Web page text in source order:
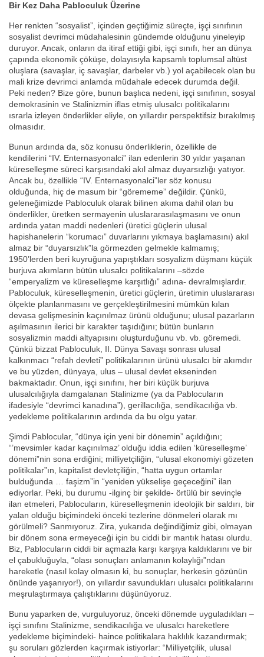
Bir Kez Daha Pabloculuk Üzerine
Her renkten “sosyalist”, içinden geçtiğimiz süreçte, işçi sınıfının
sosyalist devrimci müdahalesinin gündemde olduğunu yineleyip
duruyor. Ancak, onların da itiraf ettiği gibi, işçi sınıfı, her an dünya
çapında ekonomik çöküşe, dolayısıyla kapsamlı toplumsal altüst
oluşlara (savaşlar, iç savaşlar, darbeler vb.) yol açabilecek olan bu
mali krize devrimci anlamda müdahale edecek durumda değil.
Peki neden? Bize göre, bunun başlıca nedeni, işçi sınıfının, sosyal
demokrasinin ve Stalinizmin iflas etmiş ulusalcı politikalarını
ısrarla izleyen önderlikler eliyle, on yıllardır perspektifsiz bırakılmış
olmasıdır.
Bunun ardında da, söz konusu önderliklerin, özellikle de
kendilerini “IV. Enternasyonalci” ilan edenlerin 30 yıldır yaşanan
küreselleşme süreci karşısındaki akıl almaz duyarsızlığı yatıyor.
Ancak bu, özellikle “IV. Enternasyonalci”ler söz konusu
olduğunda, hiç de masum bir “görememe” değildir. Çünkü,
geleneğimizde Pabloculuk olarak bilinen akıma dahil olan bu
önderlikler, üretken sermayenin uluslararasılaşmasını ve onun
ardında yatan maddi nedenleri (üretici güçlerin ulusal
hapishanelerin “korumacı” duvarlarını yıkmaya başlamasını) akıl
almaz bir “duyarsızlık”la görmezden gelmekle kalmamış;
1950’lerden beri kuyruğuna yapıştıkları sosyalizm düşmanı küçük
burjuva akımların bütün ulusalcı politikalarını –sözde
“emperyalizm ve küreselleşme karşıtlığı” adına- devralmışlardır.
Pabloculuk, küreselleşmenin, üretici güçlerin, üretimin uluslararası
ölçekte planlanmasını ve gerçekleştirilmesini mümkün kılan
devasa gelişmesinin kaçınılmaz ürünü olduğunu; ulusal pazarların
aşılmasının ilerici bir karakter taşıdığını; bütün bunların
sosyalizmin maddi altyapısını oluşturduğunu vb. vb. göremedi.
Çünkü bizzat Pabloculuk, II. Dünya Savaşı sonrası ulusal
kalkınmacı “refah devleti” politikalarının ürünü ulusalcı bir akımdır
ve bu yüzden, dünyaya, ulus – ulusal devlet ekseninden
bakmaktadır. Onun, işçi sınıfını, her biri küçük burjuva
ulusalcılığıyla damgalanan Stalinizme (ya da Pablocuların
ifadesiyle “devrimci kanadına”), gerillacılığa, sendikacılığa vb.
yedekleme politikalarının ardında da bu olgu yatar.
Şimdi Pablocular, “dünya için yeni bir dönemin” açıldığını;
“’mevsimler kadar kaçınılmaz’ olduğu iddia edilen ‘küreselleşme’
dönemi”nin sona erdiğini; milliyetçiliğin, “ulusal ekonomiyi gözeten
politikalar”ın, kapitalist devletçiliğin, “hatta uygun ortamlar
bulduğunda … faşizm”in “yeniden yükselişe geçeceğini” ilan
ediyorlar. Peki, bu durumu -ilginç bir şekilde- örtülü bir sevinçle
ilan etmeleri, Pablocuların, küreselleşmenin ideolojik bir saldırı, bir
yalan olduğu biçimindeki önceki tezlerine dönmeleri olarak mı
görülmeli? Sanmıyoruz. Zira, yukarıda değindiğimiz gibi, olmayan
bir dönem sona ermeyeceği için bu ciddi bir mantık hatası olurdu.
Biz, Pablocuların ciddi bir açmazla karşı karşıya kaldıklarını ve bir
el çabukluğuyla, “olası sonuçları anlamanın kolaylığı”ndan
hareketle (nasıl kolay olmasın ki, bu sonuçlar, herkesin gözünün
önünde yaşanıyor!), on yıllardır savundukları ulusalcı politikalarını
meşrulaştırmaya çalıştıklarını düşünüyoruz.
Bunu yaparken de, vurguluyoruz, önceki dönemde uyguladıkları –
işçi sınıfını Stalinizme, sendikacılığa ve ulusalcı hareketlere
yedekleme biçimindeki- haince politikalara haklılık kazandırmak;
şu soruları gözlerden kaçırmak istiyorlar: “Milliyetçilik, ulusal